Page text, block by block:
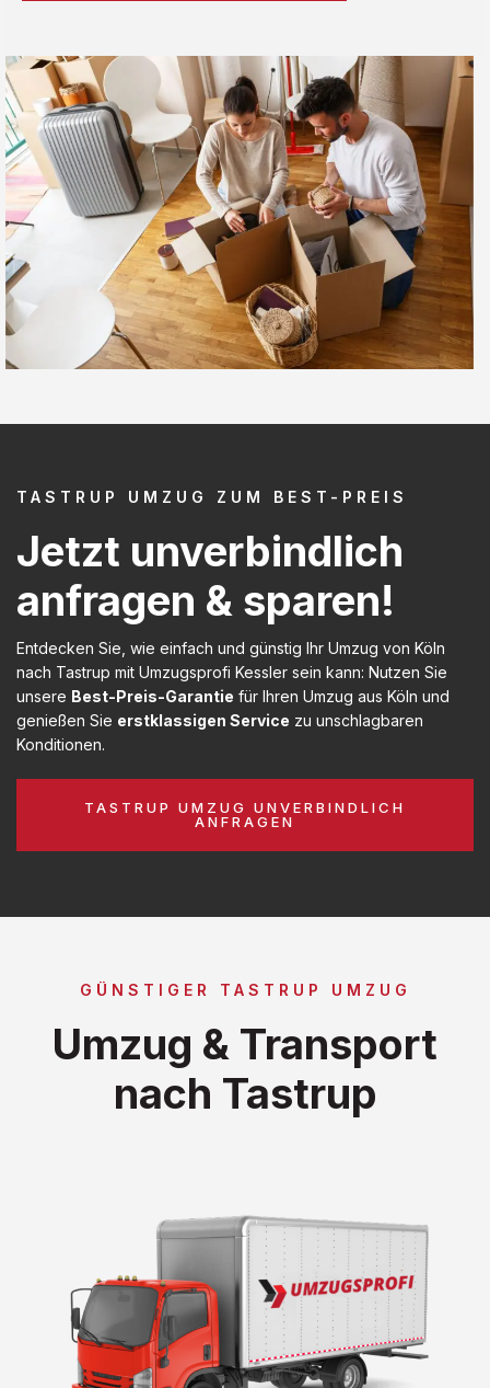
TASTRUP UMZUG ZUM BEST-PREIS
Jetzt unverbindlich
anfragen & sparen!
Entdecken Sie, wie einfach und günstig Ihr Umzug von Köln
nach Tastrup mit Umzugsprofi Kessler sein kann: Nutzen Sie
unsere Best-Preis-Garantie für Ihren Umzug aus Köln und
genießen Sie erstklassigen Service zu unschlagbaren
Konditionen.
TASTRUP UMZUG UNVERBINDLICH
ANFRAGEN
GÜNSTIGER TASTRUP UMZUG
Umzug & Transport
nach Tastrup